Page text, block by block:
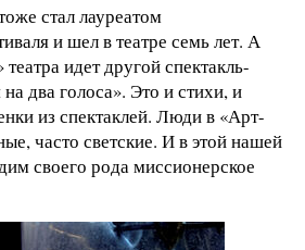
стал лауреатом
и шел в театре семь лет. А
идет другой спектакль-
два голоса». Это и стихи, и
из спектаклей. Люди в «Арт-
часто светские. И в этой нашей
своего рода миссионерское